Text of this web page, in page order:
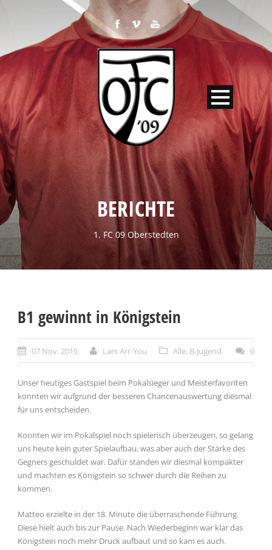
BERICHTE
1. FC 09 Oberstedten
B1 gewinnt in Königstein
07 Nov. 2015 Lars Arr-You Alle, B-Jugend 0
Unser heutiges Gastspiel beim Pokalsieger und Meisterfavoriten
konnten wir aufgrund der besseren Chancenauswertung diesmal
für uns entscheiden.
Konnten wir im Pokalspiel noch spielerisch überzeugen, so gelang
uns heute kein guter Spielaufbau, was aber auch der Stärke des
Gegners geschuldet war. Dafür standen wir diesmal kompakter
und machten es Königstein so schwer durch die Reihen zu
kommen.
Matteo erzielte in der 18. Minute die überraschende Führung.
Diese hielt auch bis zur Pause. Nach Wiederbeginn war klar das
Königstein noch mehr Druck aufbaut und so kam es auch.